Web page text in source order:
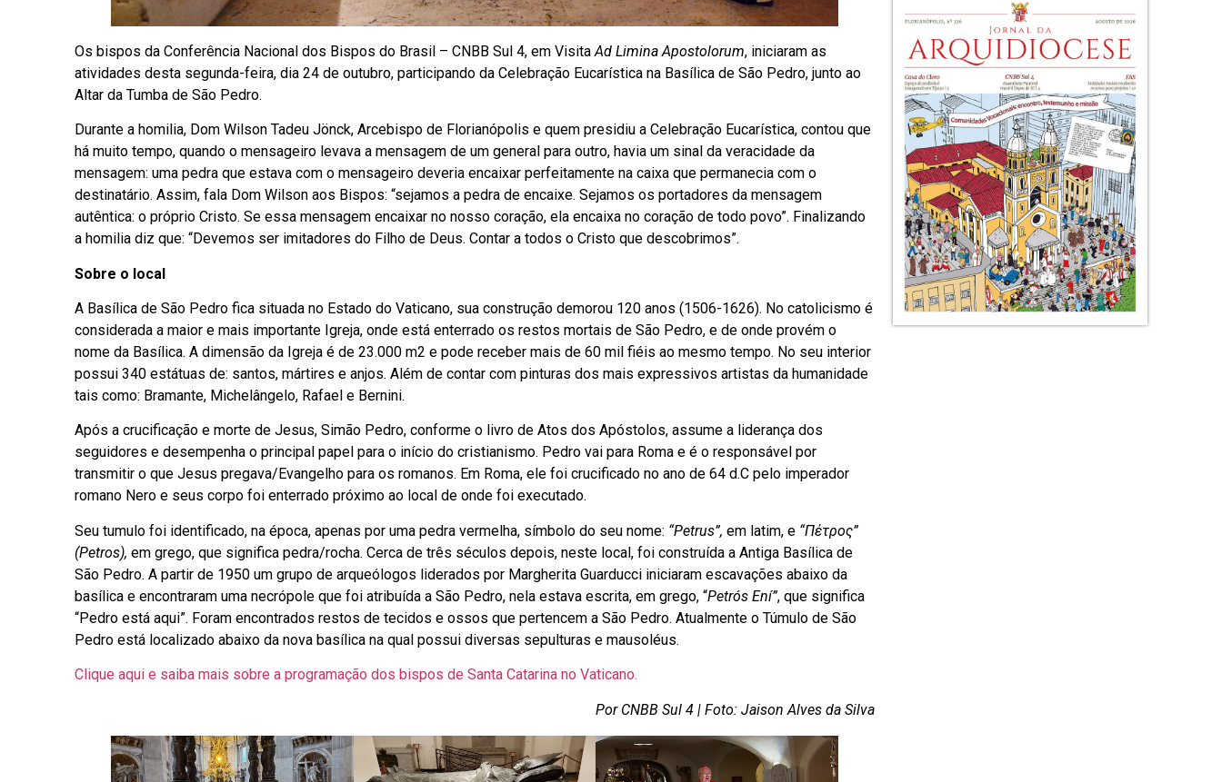
Os bispos da Conferência Nacional dos Bispos do Brasil – CNBB Sul 4, em VisitaAd Limina Apostolorum, iniciaram as
atividades desta segunda-feira, dia 24 de outubro, participando da Celebração Eucarística na Basílica de São Pedro, junto ao
Altar da Tumba de São Pedro.
Durante a homilia, Dom Wilson Tadeu Jönck, Arcebispo de Florianópolis e quem presidiu a Celebração Eucarística, contou que
há muito tempo, quando o mensageiro levava a mensagem de um general para outro, havia um sinal da veracidade da
mensagem: uma pedra que estava com o mensageiro deveria encaixar perfeitamente na caixa que permanecia com o
destinatário. Assim, fala Dom Wilson aos Bispos: “sejamos a pedra de encaixe. Sejamos os portadores da mensagem
autêntica: o próprio Cristo. Se essa mensagem encaixar no nosso coração, ela encaixa no coração de todo povo”. Finalizando
a homilia diz que: “Devemos ser imitadores do Filho de Deus. Contar a todos o Cristo que descobrimos”.
Sobre o local
A Basílica de São Pedro fica situada no Estado do Vaticano, sua construção demorou 120 anos (1506-1626). No catolicismo é
considerada a maior e mais importante Igreja, onde está enterrado os restos mortais de São Pedro, e de onde provém o
nome da Basílica. A dimensão da Igreja é de 23.000 m2 e pode receber mais de 60 mil fiéis ao mesmo tempo. No seu interior
possui 340 estátuas de: santos, mártires e anjos. Além de contar com pinturas dos mais expressivos artistas da humanidade
tais como: Bramante, Michelângelo, Rafael e Bernini.
Após a crucificação e morte de Jesus, Simão Pedro, conforme o livro de Atos dos Apóstolos, assume a liderança dos
seguidores e desempenha o principal papel para o início do cristianismo. Pedro vai para Roma e é o responsável por
transmitir o que Jesus pregava/Evangelho para os romanos. Em Roma, ele foi crucificado no ano de 64 d.C pelo imperador
romano Nero e seus corpo foi enterrado próximo ao local de onde foi executado.
Seu tumulo foi identificado, na época, apenas por uma pedra vermelha, símbolo do seu nome: “Petrus”, em latim, e “Πέτρος”
(Petros), em grego, que significa pedra/rocha. Cerca de três séculos depois, neste local, foi construída a Antiga Basílica de
São Pedro. A partir de 1950 um grupo de arqueólogos liderados por Margherita Guarducci iniciaram escavações abaixo da
basílica e encontraram uma necrópole que foi atribuída a São Pedro, nela estava escrita, em grego, “Petrós Ení”, que significa
“Pedro está aqui”. Foram encontrados restos de tecidos e ossos que pertencem a São Pedro. Atualmente o Túmulo de São
Pedro está localizado abaixo da nova basílica na qual possui diversas sepulturas e mausoléus.
Clique aqui e saiba mais sobre a programação dos bispos de Santa Catarina no Vaticano.
Por CNBB Sul 4 | Foto: Jaison Alves da Silva